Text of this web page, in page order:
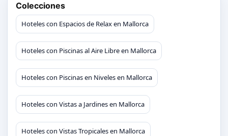
Colecciones
Hoteles con Espacios de Relax en Mallorca
Hoteles con Piscinas al Aire Libre en Mallorca
Hoteles con Piscinas en Niveles en Mallorca
Hoteles con Vistas a Jardines en Mallorca
Hoteles con Vistas Tropicales en Mallorca